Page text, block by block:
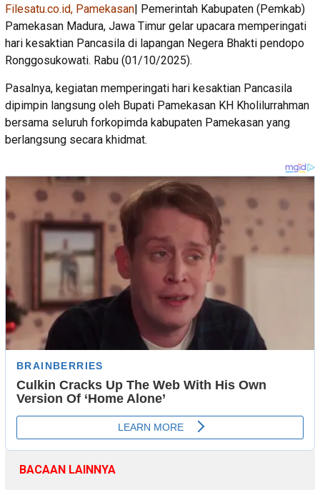
Filesatu.co.id, Pamekasan| Pemerintah Kabupaten (Pemkab)
Pamekasan Madura, Jawa Timur gelar upacara memperingati
hari kesaktian Pancasila di lapangan Negera Bhakti pendopo
Ronggosukowati. Rabu (01/10/2025).
Pasalnya, kegiatan memperingati hari kesaktian Pancasila
dipimpin langsung oleh Bupati Pamekasan KH Kholilurrahman
bersama seluruh forkopimda kabupaten Pamekasan yang
berlangsung secara khidmat.
BACAAN LAINNYA